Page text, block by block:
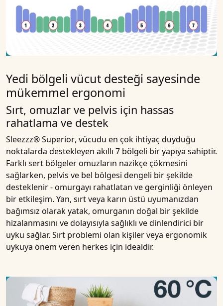
Yedi bölgeli vücut desteği sayesinde
mükemmel ergonomi
Sırt, omuzlar ve pelvis için hassas
rahatlama ve destek
Sleezzz® Superior, vücudu en çok ihtiyaç duyduğu
noktalarda destekleyen akıllı 7 bölgeli bir yapıya sahiptir.
Farklı sert bölgeler omuzların nazikçe çökmesini
sağlarken, pelvis ve bel bölgesi dengeli bir şekilde
desteklenir - omurgayı rahatlatan ve gerginliği önleyen
bir etkileşim. Yan, sırt veya karın üstü uyumanızdan
bağımsız olarak yatak, omurganın doğal bir şekilde
hizalanmasını ve dolayısıyla sağlıklı ve dinlendirici bir
uyku sağlar. Sırt problemi olan kişiler veya ergonomik
uykuya önem veren herkes için idealdir.